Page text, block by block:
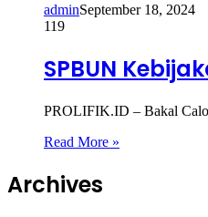
adminSeptember 18, 2024
119
SPBUN
PROLIFIK.ID – Bakal
Read More »
Archives